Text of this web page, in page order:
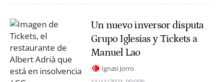
Un nuevo inversor disputa
Grupo Iglesias y Tickets a
Manuel Lao
Ignasi Jorro